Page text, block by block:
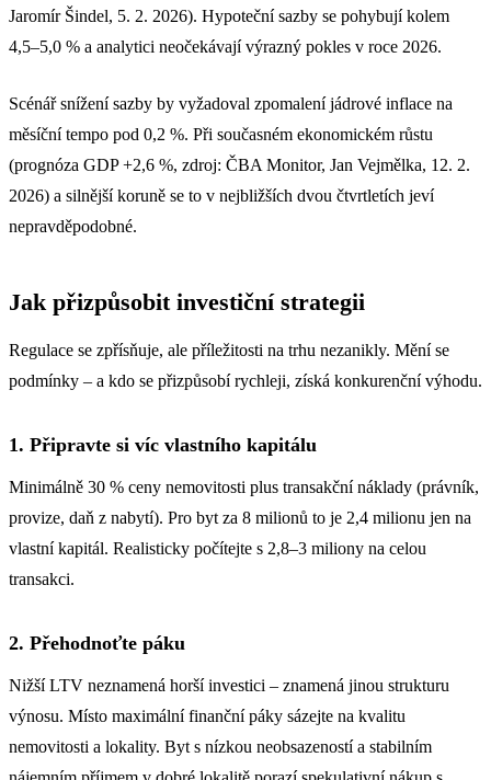
Jaromír Šindel, 5. 2. 2026). Hypoteční sazby se pohybují kolem
4,5–5,0 % a analytici neočekávají výrazný pokles v roce 2026.
Scénář snížení sazby by vyžadoval zpomalení jádrové inflace na
měsíční tempo pod 0,2 %. Při současném ekonomickém růstu
(prognóza GDP +2,6 %, zdroj: ČBA Monitor, Jan Vejmělka, 12. 2.
2026) a silnější koruně se to v nejbližších dvou čtvrtletích jeví
nepravděpodobné.
Jak přizpůsobit investiční strategii
Regulace se zpřísňuje, ale příležitosti na trhu nezanikly. Mění se
podmínky – a kdo se přizpůsobí rychleji, získá konkurenční výhodu.
1. Připravte si víc vlastního kapitálu
Minimálně 30 % ceny nemovitosti plus transakční náklady (právník,
provize, daň z nabytí). Pro byt za 8 milionů to je 2,4 milionu jen na
vlastní kapitál. Realisticky počítejte s 2,8–3 miliony na celou
transakci.
2. Přehodnoťte páku
Nižší LTV neznamená horší investici – znamená jinou strukturu
výnosu. Místo maximální finanční páky sázejte na kvalitu
nemovitosti a lokality. Byt s nízkou neobsazeností a stabilním